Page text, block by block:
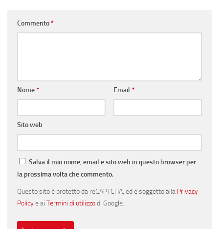
Commento*
Nome* Email *
Sito web
Salva il mio nome, email e sito web in questo browser per
la prossima volta che commento.
Questo sito è protetto da reCAPTCHA, ed è soggetto alla Privacy
Policye ai Termini di utilizzodi Google.